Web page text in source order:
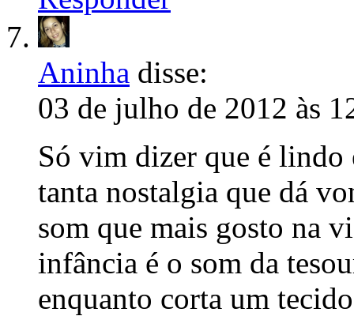
Aninha disse:
03 de julho de 2012 às
Só vim dizer que é lindo
tanta nostalgia que dá
som que mais gosto na
infância é o som da
enquanto corta um